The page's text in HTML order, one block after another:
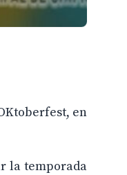
en
la temporada